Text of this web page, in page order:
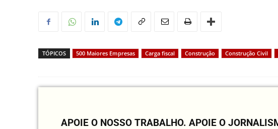
TÓPICOS 500 Maiores Empresas Carga fiscal Construção Construção Civil
APOIE O NOSSO TRABALHO. APOIE O